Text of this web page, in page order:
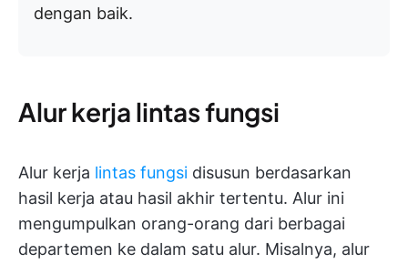
dengan baik.
Alur kerja lintas fungsi
Alur kerja lintas fungsi disusun berdasarkan
hasil kerja atau hasil akhir tertentu. Alur ini
mengumpulkan orang-orang dari berbagai
departemen ke dalam satu alur. Misalnya, alur